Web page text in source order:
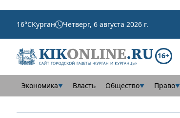
16°CКурган Четверг, 6 августа 2026 г.
16+
Экономика▼ Власть Общество▼ Право▼